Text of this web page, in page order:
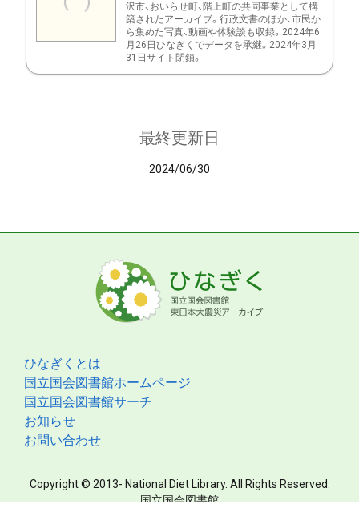
沢市、おいらせ町、階上町の共同事業として構
築されたアーカイブ。行政文書のほか、市民か
ら集めた写真、動画や体験談も収録。2024年6
月26日ひなぎくでデータを承継。2024年3月
31日サイト閉鎖。
最終更新日
2024/06/30
ひなぎくとは
国立国会図書館ホームページ
国立国会図書館サーチ
お知らせ
お問い合わせ
Copyright © 2013- National Diet Library. All Rights Reserved.